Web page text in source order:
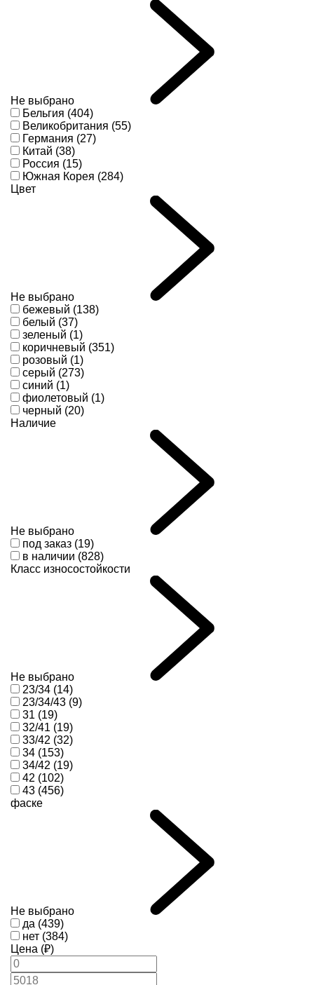
Не выбрано
Бельгия (404)
Великобритания (55)
Германия (27)
Китай (38)
Россия (15)
Южная Корея (284)
Цвет
Не выбрано
бежевый (138)
белый (37)
зеленый (1)
коричневый (351)
розовый (1)
серый (273)
синий (1)
фиолетовый (1)
черный (20)
Наличие
Не выбрано
под заказ (19)
в наличии (828)
Класс износостойкости
Не выбрано
23/34 (14)
23/34/43 (9)
31 (19)
32/41 (19)
33/42 (32)
34 (153)
34/42 (19)
42 (102)
43 (456)
фаске
Не выбрано
да (439)
нет (384)
Цена (₽)